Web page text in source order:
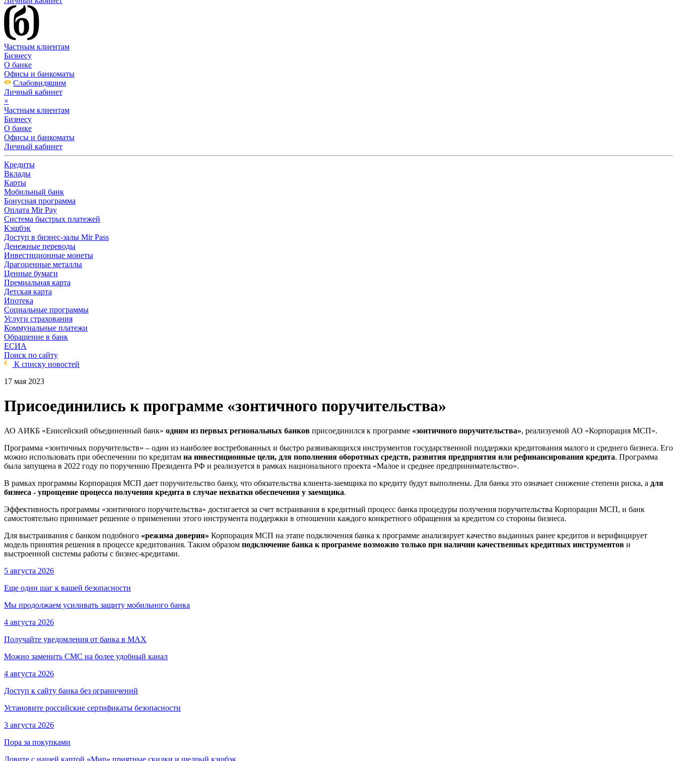
Частным клиентам
Бизнесу
О банке
Офисы и банкоматы
Слабовидящим
Личный кабинет
×
Частным клиентам
Бизнесу
О банке
Офисы и банкоматы
Личный кабинет
Кредиты
Вклады
Карты
Мобильный банк
Бонусная программа
Оплата Mir Pay
Система быстрых платежей
Кэшбэк
Доступ в бизнес-залы Mir Pass
Денежные переводы
Инвестиционные монеты
Драгоценные металлы
Ценные бумаги
Премиальная карта
Детская карта
Ипотека
Социальные программы
Услуги страхования
Коммунальные платежи
Обращение в банк
ЕСИА
Поиск по сайту
К списку новостей
17 мая 2023
Присоединились к программе «зонтичного поручительства»
АО АИКБ «Енисейский объединенный банк» одним из первых региональных банков присоединился к программе «зонтичного поручительства», реализуемой АО «Корпорация МСП».
Программа «зонтичных поручительств» – один из наиболее востребованных и быстро развивающихся инструментов государственной поддержки кредитования малого и среднего бизнеса. Его
можно использовать при обеспечении по кредитам на инвестиционные цели, для пополнения оборотных средств, развития предприятия или рефинансирования кредита. Программа
была запущена в 2022 году по поручению Президента РФ и реализуется в рамках национального проекта «Малое и среднее предпринимательство».
В рамках программы Корпорация МСП дает поручительство банку, что обязательства клиента-заемщика по кредиту будут выполнены. Для банка это означает снижение степени риска, а для
бизнеса - упрощение процесса получения кредита в случае нехватки обеспечения у заемщика.
Эффективность программы «зонтичного поручительства» достигается за счет встраивания в кредитный процесс банка процедуры получения поручительства Корпорации МСП, и банк
самостоятельно принимает решение о применении этого инструмента поддержки в отношении каждого конкретного обращения за кредитом со стороны бизнеса.
Для выстраивания с банком подобного «режима доверия» Корпорация МСП на этапе подключения банка к программе анализирует качество выданных ранее кредитов и верифицирует
модель принятия решения в процессе кредитования. Таким образом подключение банка к программе возможно только при наличии качественных кредитных инструментов и
выстроенной системы работы с бизнес-кредитами.
5 августа 2026
Еще один шаг к вашей безопасности
Мы продолжаем усиливать защиту мобильного банка
4 августа 2026
Получайте уведомления от банка в МАХ
Можно заменить СМС на более удобный канал
4 августа 2026
Доступ к сайту банка без ограничений
Установите российские сертификаты безопасности
3 августа 2026
Пора за покупками
Ловите с нашей картой «Мир» приятные скидки и щедрый кэшбэк